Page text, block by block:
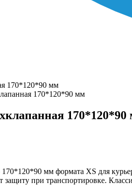
170*120*90 мм
170*120*90
мм формата XS для
защиту при транспортировке.